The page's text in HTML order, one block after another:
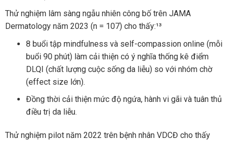
Thử nghiệm lâm sàng ngẫu nhiên công bố trên JAMA
Dermatology năm 2023 (n = 107) cho thấy:¹³
8 buổi tập mindfulness và self-compassion online (mỗi
buổi 90 phút) làm cải thiện có ý nghĩa thống kê điểm
DLQI (chất lượng cuộc sống da liễu) so với nhóm chờ
(effect size lớn).
Đồng thời cải thiện mức độ ngứa, hành vi gãi và tuân thủ
điều trị da liễu.
Thử nghiệm pilot năm 2022 trên bệnh nhân VDCĐ cho thấy